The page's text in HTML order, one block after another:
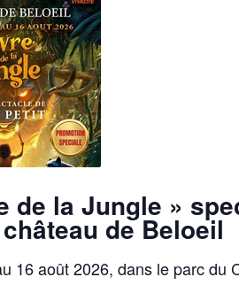
de la Jungle »
de Beloeil
16 août 2026, dans le parc du